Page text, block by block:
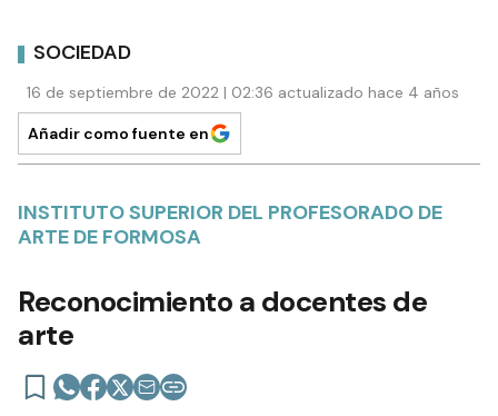
SOCIEDAD
16 de septiembre de 2022 | 02:36 actualizado hace 4 años
Añadir como fuente en
INSTITUTO SUPERIOR DEL PROFESORADO DE
ARTE DE FORMOSA
Reconocimiento a docentes de
arte